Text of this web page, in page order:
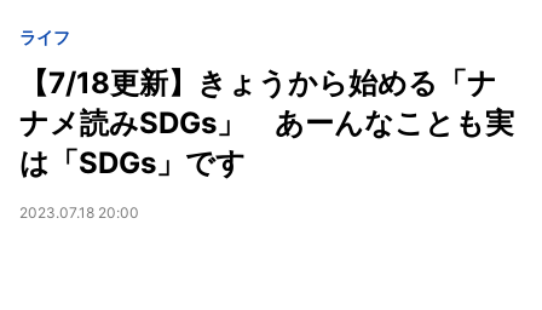
ライフ
【7/18更新】きょうから始める「ナ
ナメ読みSDGs」 あーんなことも実
は「SDGs」です
2023.07.18 20:00